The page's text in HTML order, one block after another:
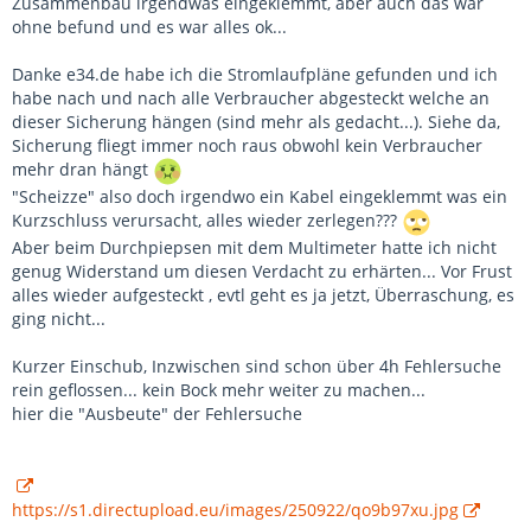
ohne befund und es war alles ok...
Danke e34.de habe ich die Stromlaufpläne gefunden und ich
habe nach und nach alle Verbraucher abgesteckt welche an
dieser Sicherung hängen (sind mehr als gedacht...). Siehe da,
Sicherung fliegt immer noch raus obwohl kein Verbraucher
mehr dran hängt
"Scheizze" also doch irgendwo ein Kabel eingeklemmt was ein
Kurzschluss verursacht, alles wieder zerlegen???
Aber beim Durchpiepsen mit dem Multimeter hatte ich nicht
genug Widerstand um diesen Verdacht zu erhärten... Vor Frust
alles wieder aufgesteckt , evtl geht es ja jetzt, Überraschung, es
ging nicht...
Kurzer Einschub, Inzwischen sind schon über 4h Fehlersuche
rein geflossen... kein Bock mehr weiter zu machen...
hier die "Ausbeute" der Fehlersuche
https://s1.directupload.eu/images/250922/qo9b97xu.jpg